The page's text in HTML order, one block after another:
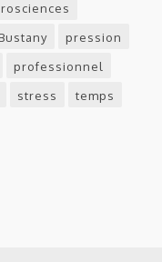
pression
professionnel
stress
temps